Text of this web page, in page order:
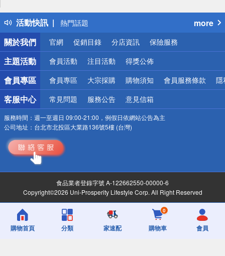
活動快訊
得獎公告
熱門話題
銀行優惠
偏遠地區配送
詐騙網頁！請小心！
more
關於我們
官網 促銷目錄 分店資訊 保險服務
主題活動 會員活動 注目活動 得獎公佈
會員專區 會員專區 大宗採購 購物須知 會員服務條款 隱
客服中心 常見問題 服務公告 意見信箱
服務時間： 週一至週日 09:00-21:00，例假日依網站公告為主
公司地址： 台北市北投區大業路136號5樓 (台灣)
食品業者登錄字號 A-122662550-00000-6
Copyright©2026 Uni-Prosperity Lifestyle Corp. All Right Reserved
購物首頁 分類 家速配
0
購物車 會員